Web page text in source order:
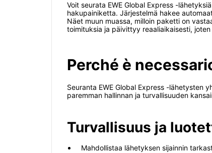
Voit seurata EWE Global Express -
hakupainiketta. Järjestelmä hakee
Näet muun muassa, milloin paketti on
toimituksia ja päivittyy reaaliaikaisesti,
Perché è
Seuranta EWE Global Express -lähetysten
paremman hallinnan ja turvallisuuden
Turvallisuus ja
Mahdollistaa lähetyksen sijainnin